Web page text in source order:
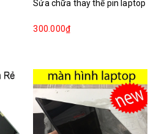
Sửa chữa thay thế pin laptop
300.000₫